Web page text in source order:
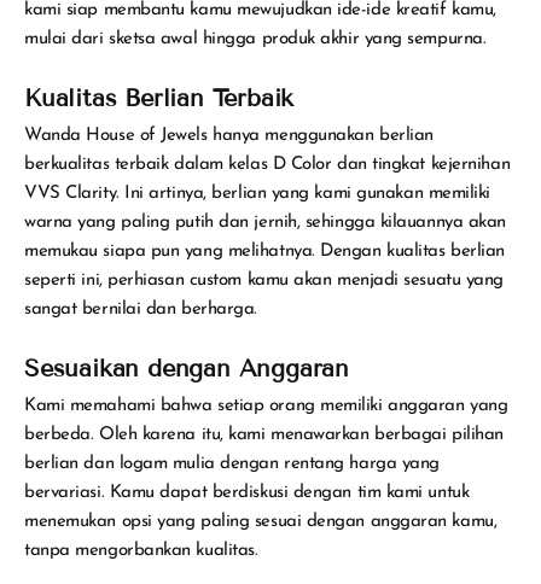
kami siap membantu kamu mewujudkan ide-ide kreatif kamu,
mulai dari sketsa awal hingga produk akhir yang sempurna.
Kualitas Berlian Terbaik
Wanda House of Jewels hanya menggunakan berlian
berkualitas terbaik dalam kelas D Color dan tingkat kejernihan
VVS Clarity. Ini artinya, berlian yang kami gunakan memiliki
warna yang paling putih dan jernih, sehingga kilauannya akan
memukau siapa pun yang melihatnya. Dengan kualitas berlian
seperti ini, perhiasan custom kamu akan menjadi sesuatu yang
sangat bernilai dan berharga.
Sesuaikan dengan Anggaran
Kami memahami bahwa setiap orang memiliki anggaran yang
berbeda. Oleh karena itu, kami menawarkan berbagai pilihan
berlian dan logam mulia dengan rentang harga yang
bervariasi. Kamu dapat berdiskusi dengan tim kami untuk
menemukan opsi yang paling sesuai dengan anggaran kamu,
tanpa mengorbankan kualitas.